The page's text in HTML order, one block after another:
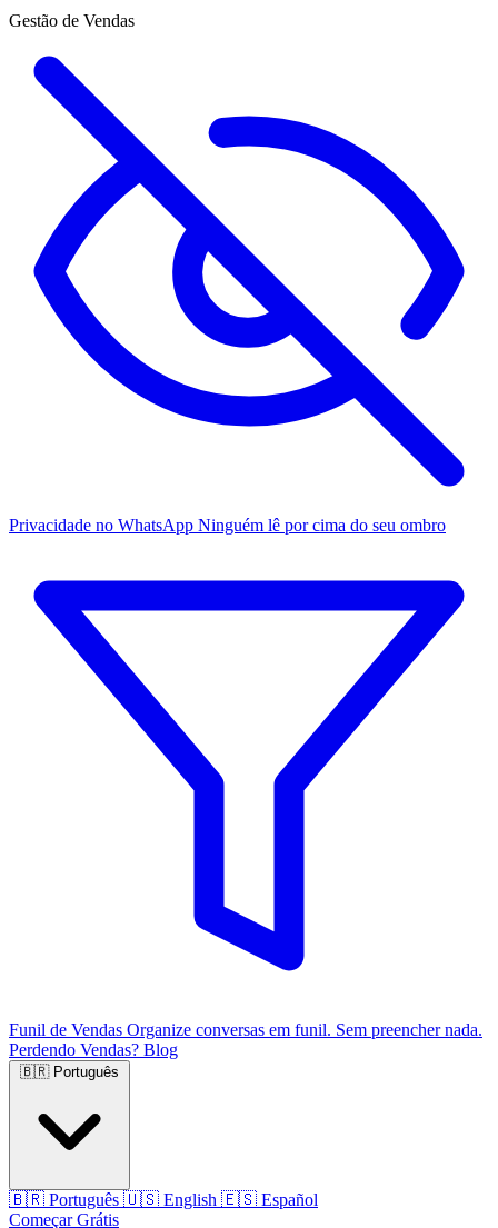
Gestão de Vendas
Privacidade no WhatsApp Ninguém lê por cima do seu ombro
Funil de Vendas Organize conversas em funil. Sem preencher nada.
Perdendo Vendas? Blog
🇧🇷 Português
🇧🇷 Português 🇺🇸 English 🇪🇸 Español
Começar Grátis